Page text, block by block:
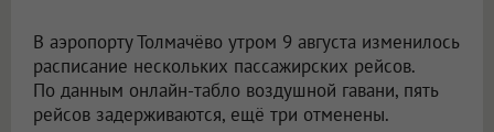
В аэропорту Толмачёво утром 9 августа изменилось
расписание нескольких пассажирских рейсов.
По данным онлайн-табло воздушной гавани, пять
рейсов задерживаются, ещё три отменены.